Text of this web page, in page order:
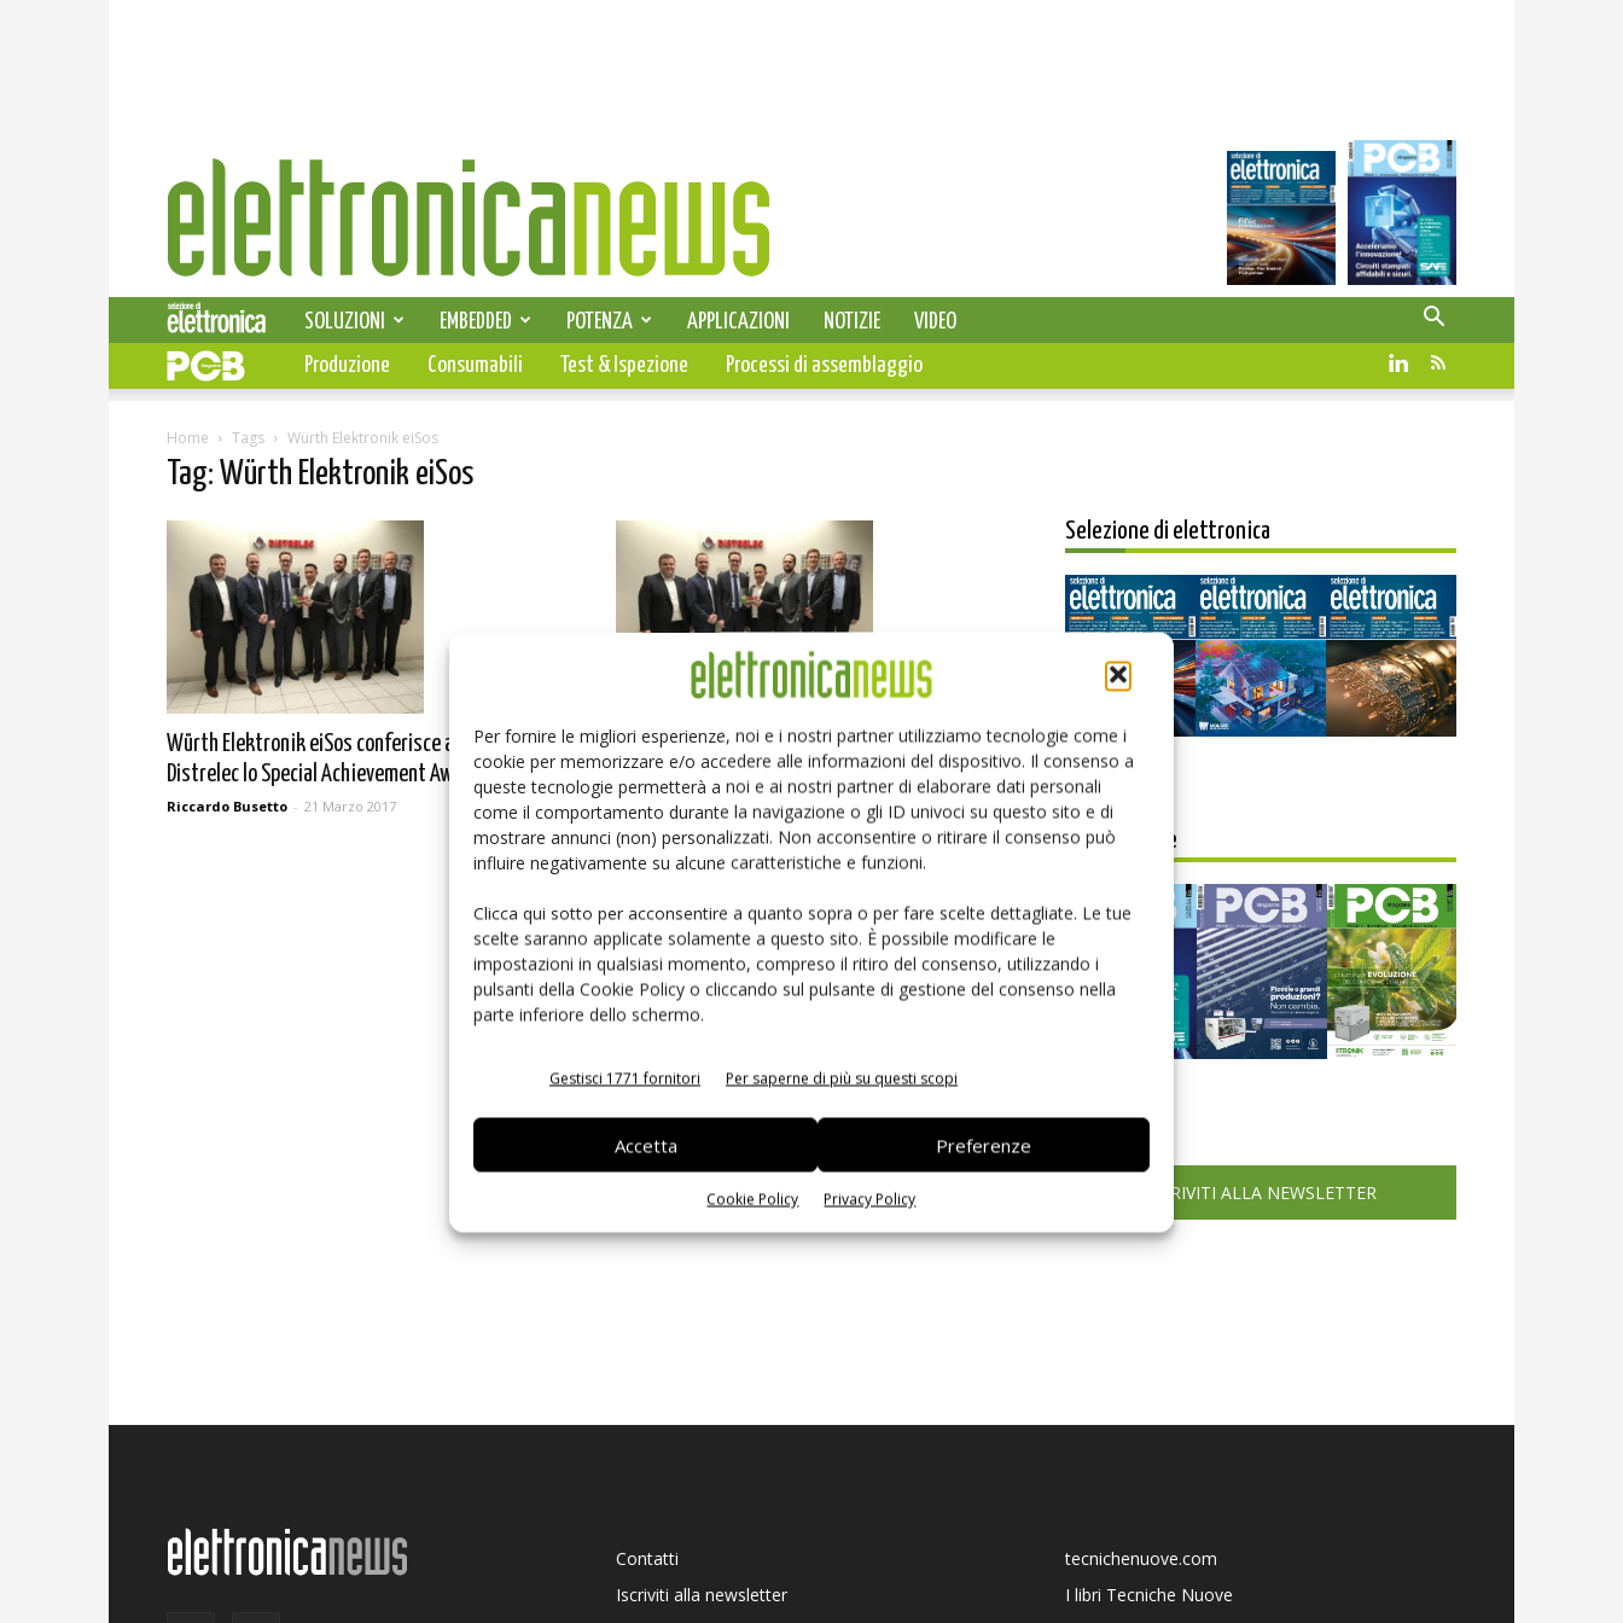
Per fornire le migliori esperienze, noi e i nostri partner utilizziamo tecnologie come i
cookie per memorizzare e/o accedere alle informazioni del dispositivo. Il consenso a
queste tecnologie permetterà a noi e ai nostri partner di elaborare dati personali
come il comportamento durante la navigazione o gli ID univoci su questo sito e di
mostrare annunci (non) personalizzati. Non acconsentire o ritirare il consenso può
influire negativamente su alcune caratteristiche e funzioni.
Clicca qui sotto per acconsentire a quanto sopra o per fare scelte dettagliate. Le tue
scelte saranno applicate solamente a questo sito. È possibile modificare le
impostazioni in qualsiasi momento, compreso il ritiro del consenso, utilizzando i
pulsanti della Cookie Policy o cliccando sul pulsante di gestione del consenso nella
parte inferiore dello schermo.
Gestisci 1771 fornitori Per saperne di più su questi scopi
Accetta Preferenze
Cookie Policy Privacy Policy
Elettronica
News
SELEZIONE DI ELETTRONICA
SOLUZIONI EMBEDDED POTENZA APPLICAZIONI NOTIZIE
VIDEO
PCB
Produzione Consumabili Test & Ispezione Processi di assemblaggio
Home Tags Würth Elektronik eiSos
Tag: Würth Elektronik eiSos
Würth Elektronik eiSos conferisce al Gruppo
Distrelec lo Special Achievement Award
Riccardo Busetto - 21 Marzo 2017
Special Achievement Award to the Distrelec
Group AG by Würth Elektronik...
Riccardo Busetto - 21 Marzo 2017
Selezione di elettronica
Edicola web
PCB Magazine
ISCRIVITI ALLA NEWSLETTER
Contatti
Iscriviti alla newsletter
tecnichenuove.com
I libri Tecniche Nuove